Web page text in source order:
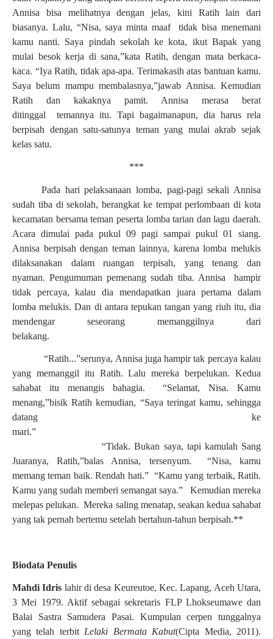
Annisa bisa melihatnya dengan jelas, kini Ratih lain dari
biasanya. Lalu, “Nisa, saya minta maaf tidak bisa menemani
kamu nanti. Saya pindah sekolah ke kota, ikut Bapak yang
mulai besok kerja di sana,”kata Ratih, dengan mata berkaca-
kaca. “Iya Ratih, tidak apa-apa. Terimakasih atas bantuan kamu.
Saya belum mampu membalasnya,”jawab Annisa. Kemudian
Ratih dan kakaknya pamit. Annisa merasa berat
ditinggal temannya itu. Tapi bagaimanapun, dia harus rela
berpisah dengan satu-satunya teman yang mulai akrab sejak
kelas satu.
***
Pada hari pelaksanaan lomba, pagi-pagi sekali Annisa
sudah tiba di sekolah, berangkat ke tempat perlombaan di kota
kecamatan bersama teman peserta lomba tarian dan lagu daerah.
Acara dimulai pada pukul 09 pagi sampai pukul 01 siang.
Annisa berpisah dengan teman lainnya, karena lomba melukis
dilaksanakan dalam ruangan terpisah, yang tenang dan
nyaman.Pengumuman pemenang sudah tiba. Annisa hampir
tidak percaya, kalau dia mendapatkan juara pertama dalam
lomba melukis. Dan di antara tepukan tangan yang riuh itu, dia
mendengar seseorang memanggilnya dari
belakang.
“Ratih...”serunya, Annisa juga hampir tak percaya kalau
yang memanggil itu Ratih. Lalu mereka berpelukan. Kedua
sahabat itu menangis bahagia. “Selamat, Nisa. Kamu
menang,”bisik Ratih kemudian, “Saya teringat kamu, sehingga
datang ke
mari.”
“Tidak. Bukan saya, tapi kamulah Sang
Juaranya, Ratih,”balas Annisa, tersenyum. “Nisa, kamu
memang teman baik. Rendah hati.” “Kamu yang terbaik, Ratih.
Kamu yang sudah memberi semangat saya.” Kemudian mereka
melepas pelukan. Mereka saling menatap, seakan kedua sahabat
yang tak pernah bertemu setelah bertahun-tahun berpisah.**
Biodata Penulis
Mahdi Idris lahir di desa Keureutoe, Kec. Lapang, Aceh Utara,
3 Mei 1979. Aktif sebagai sekretaris FLP Lhokseumawe dan
Balai Sastra Samudera Pasai. Kumpulan cerpen tunggalnya
yang telah terbit Lelaki Bermata Kabut(Cipta Media, 2011).